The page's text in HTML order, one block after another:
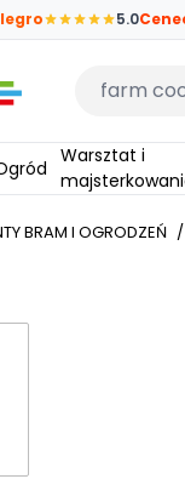
strony 5.0
Wpisz czego
Ogród
Warsztat i
BRAM I OGRODZEŃ /